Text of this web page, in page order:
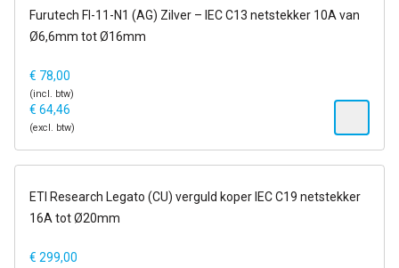
op voorraad
Furutech FI-11-N1 (AG) Zilver – IEC C13 netstekker 10A van
Ø6,6mm tot Ø16mm
€ 78,00
(incl. btw)
€ 64,46
(excl. btw)
op voorraad
ETI Research Legato (CU) verguld koper IEC C19 netstekker
16A tot Ø20mm
€ 299,00